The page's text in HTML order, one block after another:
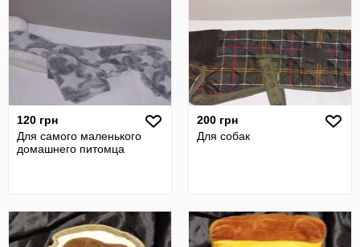
120 грн
Для самого маленького
домашнего питомца
200 грн
Для собак